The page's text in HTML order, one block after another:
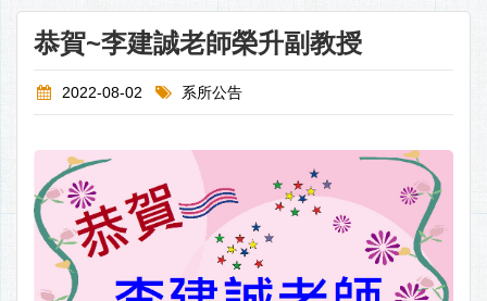
恭賀~李建誠老師榮升副教授
2022-08-02 系所公告